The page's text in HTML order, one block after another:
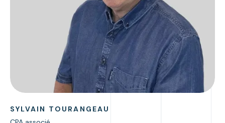
SYLVAIN TOURANGEAU